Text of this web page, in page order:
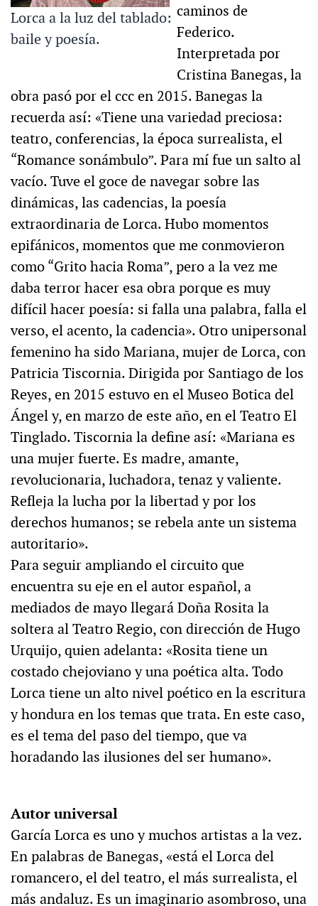
Lorca a la luz del tablado:
baile y poesía.
caminos de
Federico.
Interpretada por
Cristina Banegas, la
obra pasó por el ccc en 2015. Banegas la
recuerda así: «Tiene una variedad preciosa:
teatro, conferencias, la época surrealista, el
“Romance sonámbulo”. Para mí fue un salto al
vacío. Tuve el goce de navegar sobre las
dinámicas, las cadencias, la poesía
extraordinaria de Lorca. Hubo momentos
epifánicos, momentos que me conmovieron
como “Grito hacia Roma”, pero a la vez me
daba terror hacer esa obra porque es muy
difícil hacer poesía: si falla una palabra, falla el
verso, el acento, la cadencia». Otro unipersonal
femenino ha sido Mariana, mujer de Lorca, con
Patricia Tiscornia. Dirigida por Santiago de los
Reyes, en 2015 estuvo en el Museo Botica del
Ángel y, en marzo de este año, en el Teatro El
Tinglado. Tiscornia la define así: «Mariana es
una mujer fuerte. Es madre, amante,
revolucionaria, luchadora, tenaz y valiente.
Refleja la lucha por la libertad y por los
derechos humanos; se rebela ante un sistema
autoritario».
Para seguir ampliando el circuito que
encuentra su eje en el autor español, a
mediados de mayo llegará Doña Rosita la
soltera al Teatro Regio, con dirección de Hugo
Urquijo, quien adelanta: «Rosita tiene un
costado chejoviano y una poética alta. Todo
Lorca tiene un alto nivel poético en la escritura
y hondura en los temas que trata. En este caso,
es el tema del paso del tiempo, que va
horadando las ilusiones del ser humano».
Autor universal
García Lorca es uno y muchos artistas a la vez.
En palabras de Banegas, «está el Lorca del
romancero, el del teatro, el más surrealista, el
más andaluz. Es un imaginario asombroso, una